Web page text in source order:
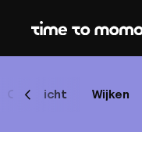
Home
Overzicht Wijken
Scroll naar links